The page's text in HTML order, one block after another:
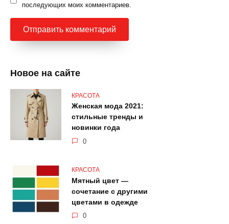
последующих моих комментариев.
Новое на сайте
КРАСОТА
Женская мода 2021:
стильные тренды и
новинки года
0
КРАСОТА
Мятный цвет —
сочетание с другими
цветами в одежде
0